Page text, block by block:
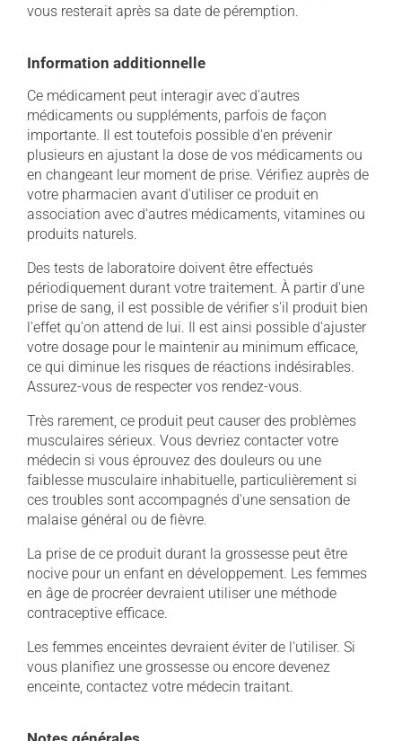
vous resterait après sa date de péremption.
Information additionnelle
Ce médicament peut interagir avec d'autres
médicaments ou suppléments, parfois de façon
importante. Il est toutefois possible d'en prévenir
plusieurs en ajustant la dose de vos médicaments ou
en changeant leur moment de prise. Vérifiez auprès de
votre pharmacien avant d'utiliser ce produit en
association avec d'autres médicaments, vitamines ou
produits naturels.
Des tests de laboratoire doivent être effectués
périodiquement durant votre traitement. À partir d'une
prise de sang, il est possible de vérifier s'il produit bien
l'effet qu'on attend de lui. Il est ainsi possible d'ajuster
votre dosage pour le maintenir au minimum efficace,
ce qui diminue les risques de réactions indésirables.
Assurez-vous de respecter vos rendez-vous.
Très rarement, ce produit peut causer des problèmes
musculaires sérieux. Vous devriez contacter votre
médecin si vous éprouvez des douleurs ou une
faiblesse musculaire inhabituelle, particulièrement si
ces troubles sont accompagnés d'une sensation de
malaise général ou de fièvre.
La prise de ce produit durant la grossesse peut être
nocive pour un enfant en développement. Les femmes
en âge de procréer devraient utiliser une méthode
contraceptive efficace.
Les femmes enceintes devraient éviter de l'utiliser. Si
vous planifiez une grossesse ou encore devenez
enceinte, contactez votre médecin traitant.